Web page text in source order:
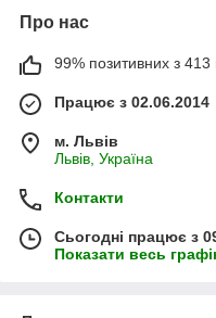
Про нас
99% позитивних з 413
Працює з 02.06.2014
м. Львів
Львів, Україна
Контакти
Сьогодні працює з
Показати весь